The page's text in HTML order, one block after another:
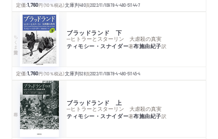
定価:1,760円 （10％税込）文庫判480頁2022/11/10978-4-480-51144-7
ちくま学芸文庫 ブラッドランド 下
─ヒトラーとスターリン 大虐殺の真実
ティモシー・スナイダー著布施由紀子訳
定価:1,760円 （10％税込）文庫判528頁2022/11/10978-4-480-51145-4
ブラッドランド 上
─ヒトラーとスターリン 大虐殺の真実
ティモシー・スナイダー著布施由紀子訳